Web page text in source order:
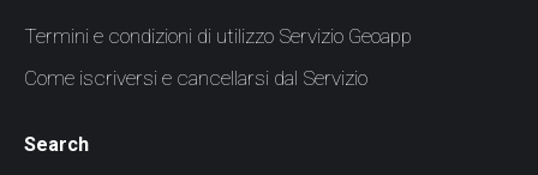
Termini e condizioni di utilizzo Servizio Geoapp
Come iscriversi e cancellarsi dal Servizio
Search